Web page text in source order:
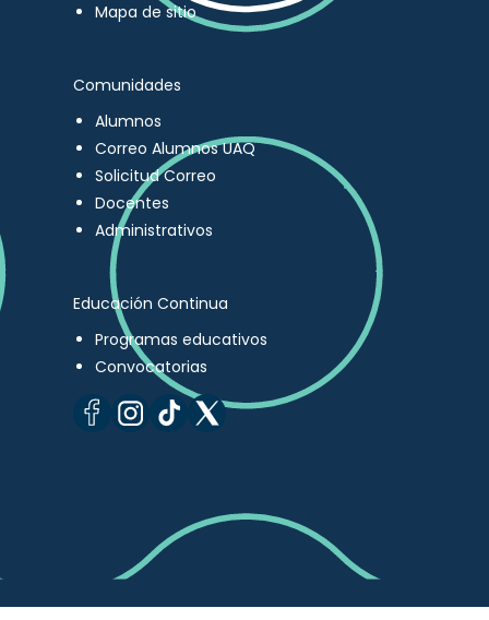
Mapa de sitio
Comunidades
Alumnos
Correo Alumnos UAQ
Solicitud Correo
Docentes
Administrativos
Educación Continua
Programas educativos
Convocatorias